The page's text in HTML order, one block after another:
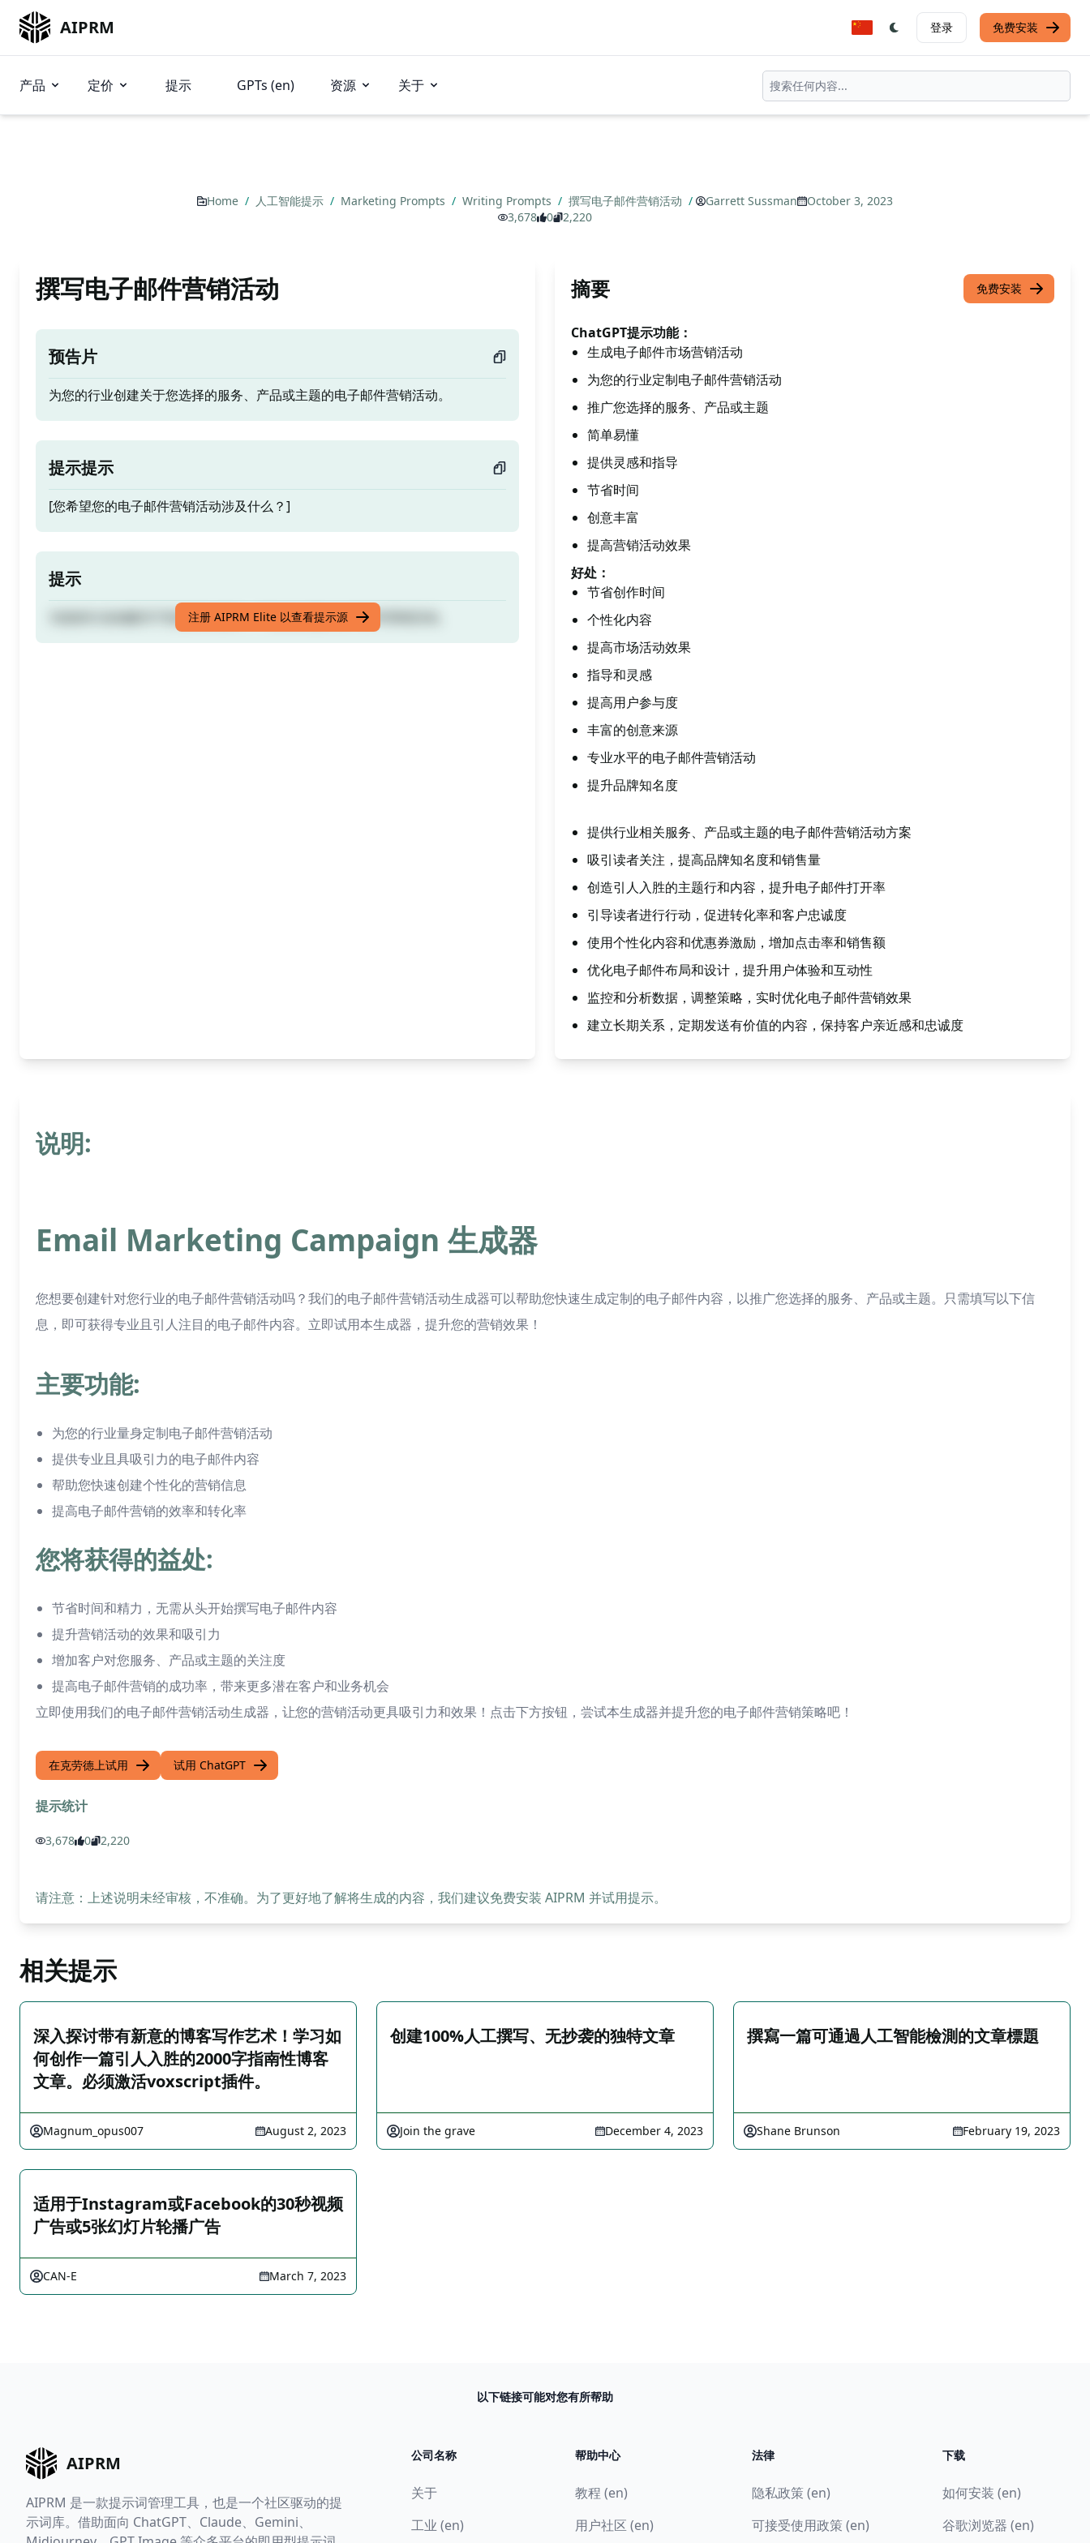
AIPRM 登录 免费安装
产品 定价 提示 GPTs (en) 资源 关于
Home / 人工智能提示 / Marketing Prompts / Writing Prompts / 撰写电子邮件营销活动 / Garrett Sussman
October 3, 2023
3,678
0 2,220
撰写电子邮件营销活动
预告片
为您的行业创建关于您选择的服务、产品或主题的电子邮件营销活动。
提示提示
[您希望您的电子邮件营销活动涉及什么？]
提示
为您的行业创建关于您选择的服务、产品或主题的电子邮件营销活动。
注册 AIPRM Elite 以查看提示源
摘要 免费安装
ChatGPT提示功能：
生成电子邮件市场营销活动
为您的行业定制电子邮件营销活动
推广您选择的服务、产品或主题
简单易懂
提供灵感和指导
节省时间
创意丰富
提高营销活动效果
好处：
节省创作时间
个性化内容
提高市场活动效果
指导和灵感
提高用户参与度
丰富的创意来源
专业水平的电子邮件营销活动
提升品牌知名度
提供行业相关服务、产品或主题的电子邮件营销活动方案
吸引读者关注，提高品牌知名度和销售量
创造引人入胜的主题行和内容，提升电子邮件打开率
引导读者进行行动，促进转化率和客户忠诚度
使用个性化内容和优惠券激励，增加点击率和销售额
优化电子邮件布局和设计，提升用户体验和互动性
监控和分析数据，调整策略，实时优化电子邮件营销效果
建立长期关系，定期发送有价值的内容，保持客户亲近感和忠诚度
说明:
Email Marketing Campaign 生成器
您想要创建针对您行业的电子邮件营销活动吗？我们的电子邮件营销活动生成器可以帮助您快速生成定制的电子邮件内容，以推广您选择的服务、产品或主题。只需填写以下信
息，即可获得专业且引人注目的电子邮件内容。立即试用本生成器，提升您的营销效果！
主要功能:
为您的行业量身定制电子邮件营销活动
提供专业且具吸引力的电子邮件内容
帮助您快速创建个性化的营销信息
提高电子邮件营销的效率和转化率
您将获得的益处:
节省时间和精力，无需从头开始撰写电子邮件内容
提升营销活动的效果和吸引力
增加客户对您服务、产品或主题的关注度
提高电子邮件营销的成功率，带来更多潜在客户和业务机会
立即使用我们的电子邮件营销活动生成器，让您的营销活动更具吸引力和效果！点击下方按钮，尝试本生成器并提升您的电子邮件营销策略吧！
在克劳德上试用 试用 ChatGPT
提示统计
3,678 0 2,220
请注意：上述说明未经审核，不准确。为了更好地了解将生成的内容，我们建议免费安装 AIPRM 并试用提示。
相关提示
深入探讨带有新意的博客写作艺术！学习如
何创作一篇引人入胜的2000字指南性博客
文章。必须激活voxscript插件。
Magnum_opus007 August 2, 2023
创建100%人工撰写、无抄袭的独特文章
Join the grave December 4, 2023
撰寫一篇可通過人工智能檢測的文章標題
Shane Brunson February 19, 2023
适用于Instagram或Facebook的30秒视频
广告或5张幻灯片轮播广告
CAN-E March 7, 2023
以下链接可能对您有所帮助
AIPRM
AIPRM 是一款提示词管理工具，也是一个社区驱动的提
示词库。借助面向 ChatGPT、Claude、Gemini、
公司名称
关于
工业 (en)
帮助中心
教程 (en)
用户社区 (en)
法律
隐私政策 (en)
可接受使用政策 (en)
下载
如何安装 (en)
谷歌浏览器 (en)